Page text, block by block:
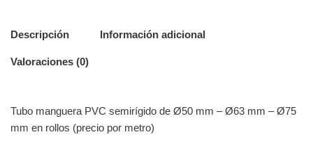
Descripción Información adicional
Valoraciones (0)
Tubo manguera PVC semirígido de Ø50 mm – Ø63 mm – Ø75
mm en rollos (precio por metro)